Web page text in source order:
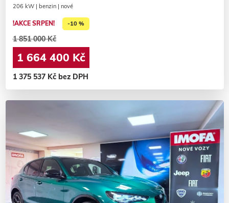
206 kW | benzin | nové
!AKCE SRPEN! -10 %
1 851 000 Kč
1 664 400 Kč
1 375 537 Kč bez DPH